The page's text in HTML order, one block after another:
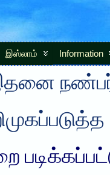
இஸ்லாம் Information